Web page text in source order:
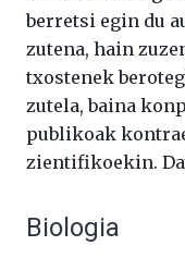
berretsi egin du
zutena, hain
txostenek
zutela, baina
publikoak
zientifikoekin.
Biologia